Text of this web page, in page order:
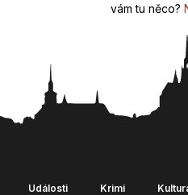
vám tu něco?
Události Krimi